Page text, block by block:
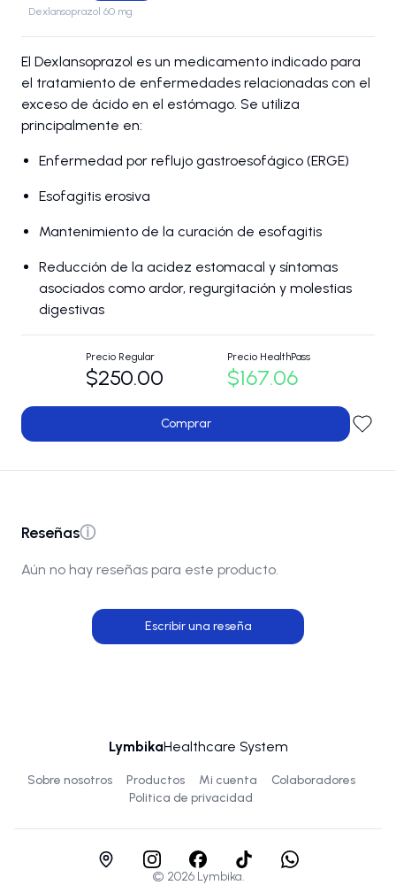
Dexlansoprazol 60 mg.
El Dexlansoprazol es un medicamento indicado para
el tratamiento de enfermedades relacionadas con el
exceso de ácido en el estómago. Se utiliza
principalmente en:
Enfermedad por reflujo gastroesofágico (ERGE)
Esofagitis erosiva
Mantenimiento de la curación de esofagitis
Reducción de la acidez estomacal y síntomas
asociados como ardor, regurgitación y molestias
digestivas
Precio Regular
$250.00
Precio HealthPass
$167.06
Comprar
Reseñasⓘ
Aún no hay reseñas para este producto.
Escribir una reseña
LymbikaHealthcare System
Sobre nosotros Productos Mi cuenta
Colaboradores
Politica de privacidad
© 2026Lymbika.